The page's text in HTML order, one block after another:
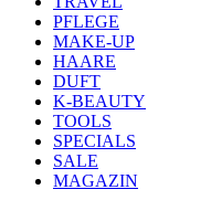
PFLEGE
MAKE-UP
HAARE
DUFT
K-BEAUTY
TOOLS
SPECIALS
SALE
MAGAZIN